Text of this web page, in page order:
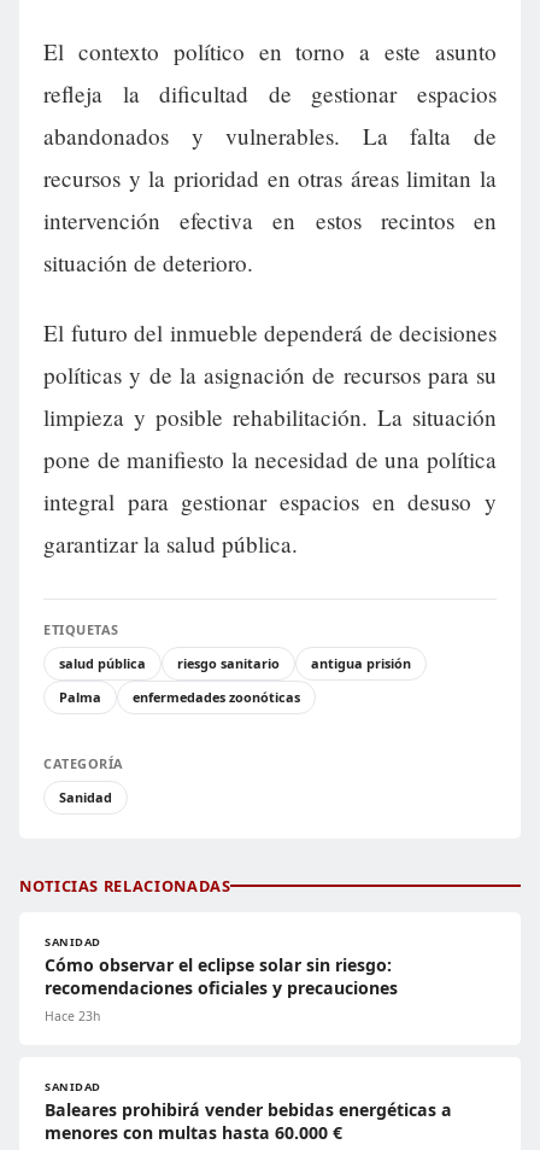
El contexto político en torno a este asunto
refleja la dificultad de gestionar espacios
abandonados y vulnerables. La falta de
recursos y la prioridad en otras áreas limitan la
intervención efectiva en estos recintos en
situación de deterioro.
El futuro del inmueble dependerá de decisiones
políticas y de la asignación de recursos para su
limpieza y posible rehabilitación. La situación
pone de manifiesto la necesidad de una política
integral para gestionar espacios en desuso y
garantizar la salud pública.
ETIQUETAS
salud pública
riesgo sanitario
antigua prisión
Palma
enfermedades zoonóticas
CATEGORÍA
Sanidad
NOTICIAS RELACIONADAS
SANIDAD
Cómo observar el eclipse solar sin riesgo:
recomendaciones oficiales y precauciones
Hace 23h
SANIDAD
Baleares prohibirá vender bebidas energéticas a
menores con multas hasta 60.000 €